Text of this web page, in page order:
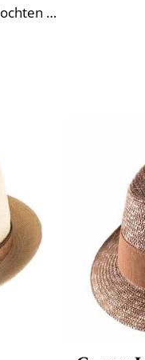
Panama hoed met de hand ingevlochten Ecuador